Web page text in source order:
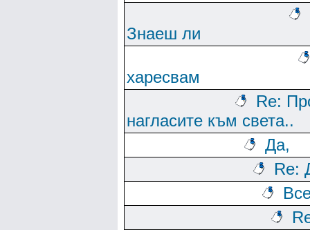
Знаеш ли
харесвам
Re:
нагласите към света..
Да,
Re: